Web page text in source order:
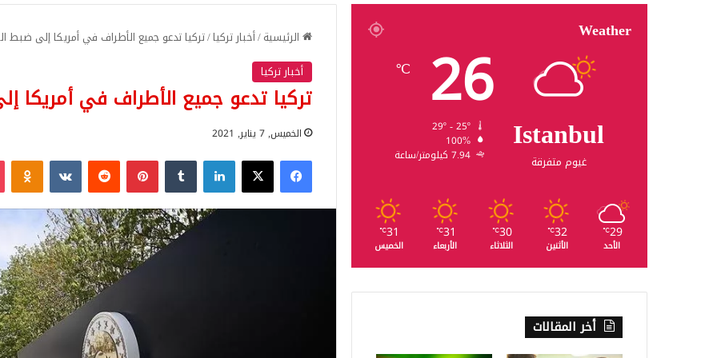
الرئيسية/أخبار تركيا/تركيا تدعو جميع الأطراف في أمريكا إلى ضبط
أخبار تركيا
تركيا تدعو جميع الأطراف في أمريكا
الخميس, 7 يناير, 2021
فيسبوك‫X لينكدإن بينتيريست
Weather
Istanbul
غيوم متفرقة
26
℃
100%
7.94 كيلومتر/ساعة
29
℃
الأحد
32
℃
الأثنين
30
℃
الثلاثاء
31
℃
الأربعاء
31
℃
الخميس
أخر المقالات